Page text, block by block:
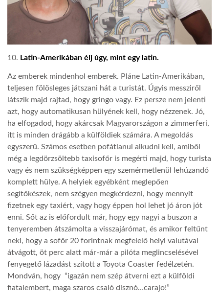
10. Latin-Amerikában élj úgy, mint egy latin.
Az emberek mindenhol emberek. Pláne Latin-Amerikában,
teljesen fölösleges játszani hát a turistát. Úgyis messziről
látszik majd rajtad, hogy gringo vagy. Ez persze nem jelenti
azt, hogy automatikusan hülyének kell, hogy nézzenek. Jó,
ha elfogadod, hogy akárcsak Magyarországon a zimmerferi,
itt is minden drágább a külföldiek számára. A megoldás
egyszerű. Számos esetben pofátlanul alkudni kell, amiből
még a legdörzsöltebb taxisofőr is megérti majd, hogy turista
vagy és nem szükségképpen egy szemérmetlenül lehúzandó
komplett hülye. A helyiek egyébként meglepően
segítőkészek, nem szégyen megkérdezni, hogy mennyit
fizetnek egy taxiért, vagy hogy éppen hol lehet jó áron jót
enni. Sőt az is előfordult már, hogy egy nagyi a buszon a
tenyeremben átszámolta a visszajárómat, és amikor feltűnt
neki, hogy a sofőr 20 forintnak megfelelő helyi valutával
átvágott, öt perc alatt már-már a pilóta meglincselésével
fenyegető lázadást szított a Toyota Coaster fedélzetén.
Mondván, hogy “igazán nem szép átverni ezt a külföldi
fiatalembert, maga szaros csaló disznó…carajo!”